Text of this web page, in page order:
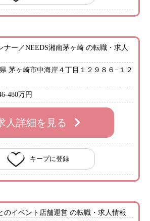
ナー／NEEDS湘南茅ヶ崎 の転職・求人
茅ヶ崎市中海岸４丁目１２９８６−１２
480万円
人詳細を見る
キープに登録
のイベント店舗運営 の転職・求人情報